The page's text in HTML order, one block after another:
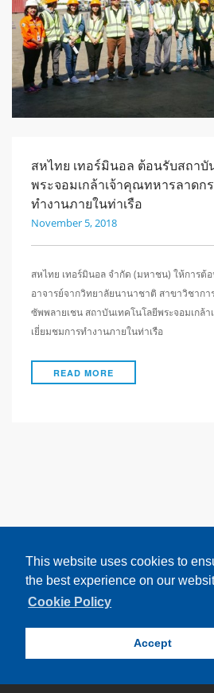
This website uses cookies to
the best experience on our
Cookie Policy
Accept
สหไทย เทอร์มินอล ต้อนรับสถาบั
พระจอมเกล้าเจ้าคุณทหารลาดก
ทำงานภายในท่าเรือ
November 5, 2018
สหไทย เทอร์มินอล จำกัด (มหาชน) ให้การ
อาจารย์จากวิทยาลัยนานาชาติ สาขาวิชากา
ซัพพลายเชน สถาบันเทคโนโลยีพระจอมเกล้
เยี่ยมชมการทำงานภายในท่าเรือ
READ MORE
Copyright © 2016 Sahathai Terminal Public
reserved.